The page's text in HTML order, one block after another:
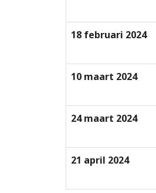
18 februari 2024
10 maart 2024
24 maart 2024
21 april 2024